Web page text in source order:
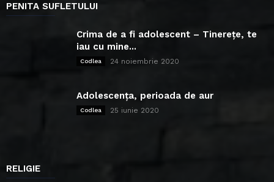
PENITA SUFLETULUI
Crima de a fi adolescent – Tinerețe, te
iau cu mine...
Codlea 24 noiembrie 2020
Adolescența, perioada de aur
Codlea 25 iunie 2020
RELIGIE